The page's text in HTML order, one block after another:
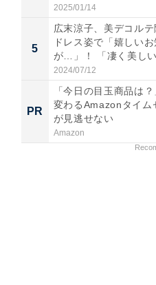
「め...
2025/01/14
5
広末涼子、美デコルテ
ドレス姿で「嬉しい
が…」！ 「凄く美しい
「透...
2024/07/12
PR
「今日の目玉商品は
変わるAmazonタイム
が見逃せない
Amazon